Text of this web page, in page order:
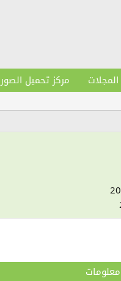
المجلات مركز تحميل الصور
معلومات